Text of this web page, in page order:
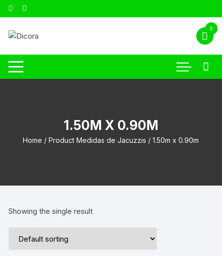
0
1.50M X 0.90M
Home / Product Medidas de Jacuzzis / 1.50m x 0.90m
Showing the single result